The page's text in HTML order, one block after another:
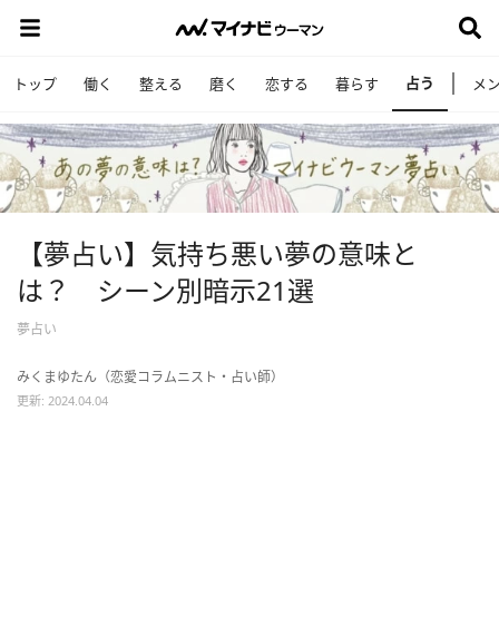
トップ 働く 整える 磨く 恋する 暮らす 占う メ
【夢占い】気持ち悪い夢の意味と
は？ シーン別暗示21選
夢占い
みくまゆたん（恋愛コラムニスト・占い師）
更新: 2024.04.04